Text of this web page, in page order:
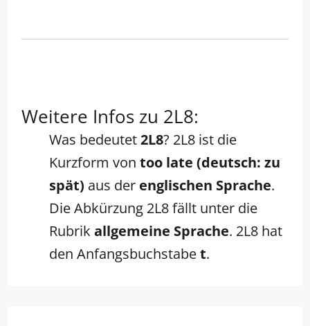
Weitere Infos zu 2L8:
Was bedeutet2L8? 2L8 ist die
Kurzform von too late (deutsch: zu
spät) aus der englischen Sprache.
Die Abkürzung 2L8 fällt unter die
Rubrik allgemeine Sprache. 2L8 hat
den Anfangsbuchstabet.